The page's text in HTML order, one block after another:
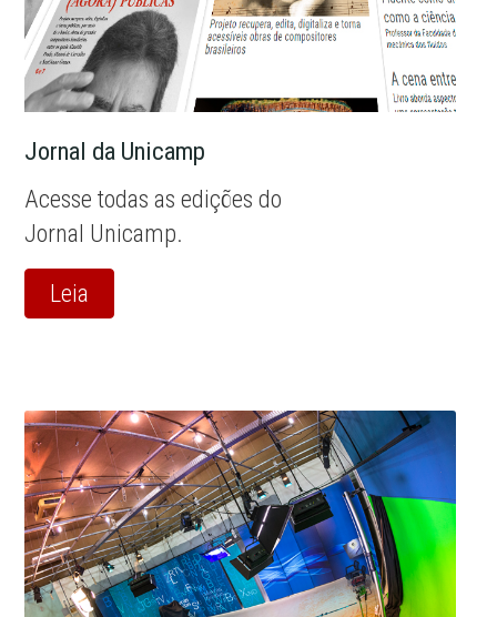
Jornal da Unicamp
Acesse todas as edições do
Jornal Unicamp.
Leia